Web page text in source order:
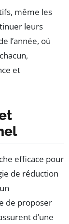
même les
leurs
l’année, où
et
efficace pour
de réduction
de proposer
d’une